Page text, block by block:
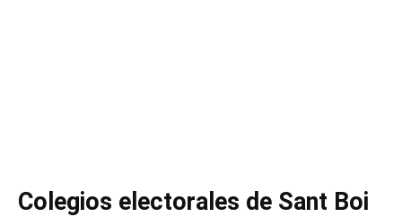
Colegios electorales de Sant Boi